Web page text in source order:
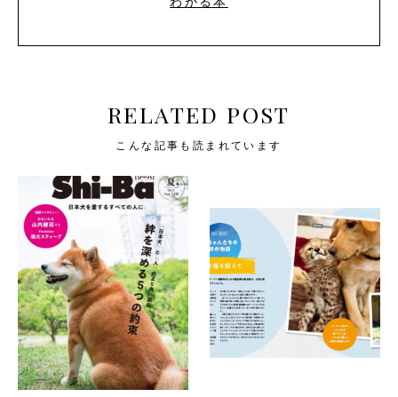
RELATED POST
こんな記事も読まれています